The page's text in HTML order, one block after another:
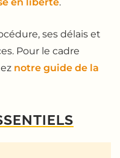
ses délais et
Pour le cadre
notre guide de la